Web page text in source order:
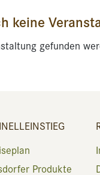
keine
gefunden
Produkte